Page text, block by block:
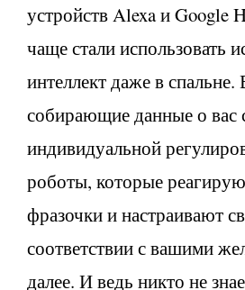
устройств Alexa и Google
чаще стали использовать
интеллект даже в
собирающие данные о вас
индивидуальной
роботы, которые
фразочки и настраивают
соответствии с вашими
далее. И ведь никто не